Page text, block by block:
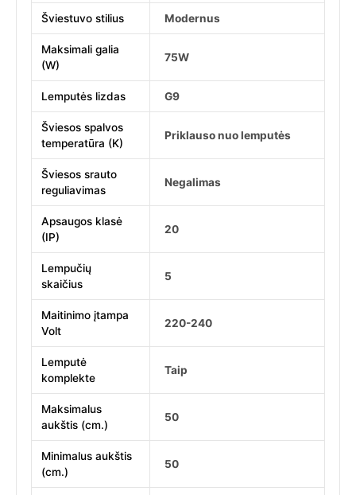
Šviestuvo stilius Modernus
Maksimali galia
(W)
75W
Lemputės lizdas G9
Šviesos spalvos
temperatūra (K)
Priklauso nuo lemputės
Šviesos srauto
reguliavimas
Negalimas
Apsaugos klasė
(IP)
20
Lempučių
skaičius
5
Maitinimo įtampa
Volt
220-240
Lemputė
komplekte
Taip
Maksimalus
aukštis (cm.)
50
Minimalus aukštis
(cm.)
50